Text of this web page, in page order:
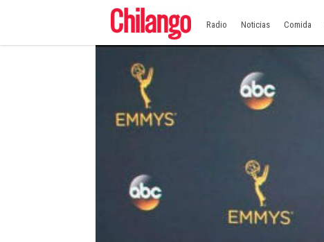
Radio Noticias Comida